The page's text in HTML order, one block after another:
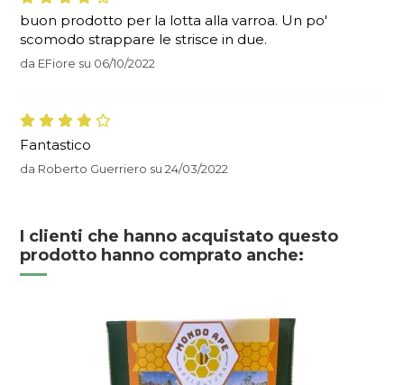
buon prodotto per la lotta alla varroa. Un po'
scomodo strappare le strisce in due.
da EFiore su 06/10/2022
Fantastico
da Roberto Guerriero su24/03/2022
I clienti che hanno acquistato questo
prodotto hanno comprato anche: